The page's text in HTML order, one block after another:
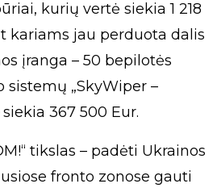
kurių vertė siekia 1 218
kariams jau perduota dalis
įranga – 50 bepilotės
„SkyWiper –
367 500 Eur.
tikslas – padėti Ukrainos
fronto zonose gauti